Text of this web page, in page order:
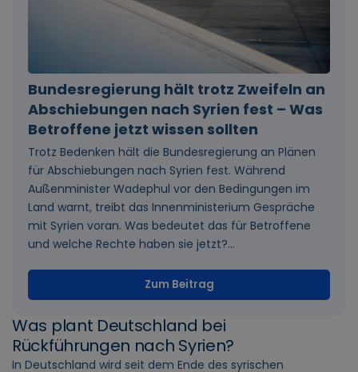
Bundesregierung hält trotz Zweifeln an
Abschiebungen nach Syrien fest – Was
Betroffene jetzt wissen sollten
Trotz Bedenken hält die Bundesregierung an Plänen
für Abschiebungen nach Syrien fest. Während
Außenminister Wadephul vor den Bedingungen im
Land warnt, treibt das Innenministerium Gespräche
mit Syrien voran. Was bedeutet das für Betroffene
und welche Rechte haben sie jetzt?...
Zum Beitrag
Was plant Deutschland bei
Rückführungen nach Syrien?
In Deutschland wird seit dem Ende des syrischen